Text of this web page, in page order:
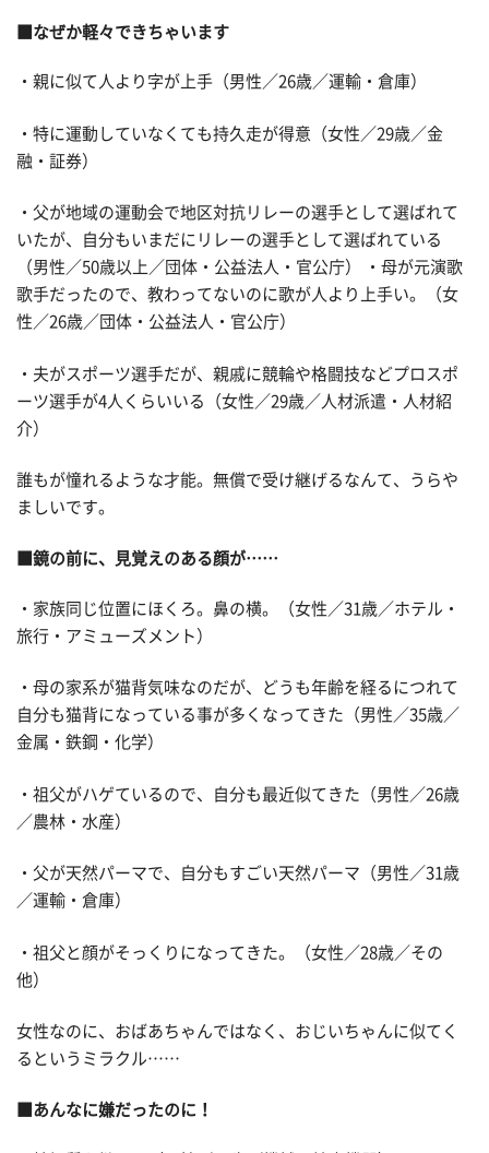
■なぜか軽々できちゃいます
・親に似て人より字が上手（男性／26歳／運輸・倉庫）
・特に運動していなくても持久走が得意（女性／29歳／金
融・証券）
・父が地域の運動会で地区対抗リレーの選手として選ばれて
いたが、自分もいまだにリレーの選手として選ばれている
（男性／50歳以上／団体・公益法人・官公庁） ・母が元演歌
歌手だったので、教わってないのに歌が人より上手い。（女
性／26歳／団体・公益法人・官公庁）
・夫がスポーツ選手だが、親戚に競輪や格闘技などプロスポ
ーツ選手が4人くらいいる（女性／29歳／人材派遣・人材紹
介）
誰もが憧れるような才能。無償で受け継げるなんて、うらや
ましいです。
■鏡の前に、見覚えのある顔が……
・家族同じ位置にほくろ。鼻の横。（女性／31歳／ホテル・
旅行・アミューズメント）
・母の家系が猫背気味なのだが、どうも年齢を経るにつれて
自分も猫背になっている事が多くなってきた（男性／35歳／
金属・鉄鋼・化学）
・祖父がハゲているので、自分も最近似てきた（男性／26歳
／農林・水産）
・父が天然パーマで、自分もすごい天然パーマ（男性／31歳
／運輸・倉庫）
・祖父と顔がそっくりになってきた。（女性／28歳／その
他）
女性なのに、おばあちゃんではなく、おじいちゃんに似てく
るというミラクル……
■あんなに嫌だったのに！